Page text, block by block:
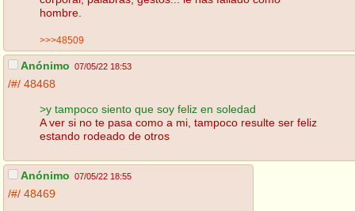
hombre.
>>>48509
Anónimo 07/05/22 18:53
/#/ 48468
>y tampoco siento que soy feliz en soledad
A ver si no te pasa como a mi, tampoco resulte ser feliz
estando rodeado de otros
Anónimo 07/05/22 18:55
/#/ 48469